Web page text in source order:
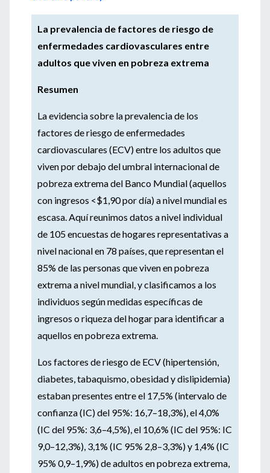
La prevalencia de factores de riesgo de
enfermedades cardiovasculares entre
adultos que viven en pobreza extrema
Resumen
La evidencia sobre la prevalencia de los
factores de riesgo de enfermedades
cardiovasculares (ECV) entre los adultos que
viven por debajo del umbral internacional de
pobreza extrema del Banco Mundial (aquellos
con ingresos <$1,90 por día) a nivel mundial es
escasa. Aquí reunimos datos a nivel individual
de 105 encuestas de hogares representativas a
nivel nacional en 78 países, que representan el
85% de las personas que viven en pobreza
extrema a nivel mundial, y clasificamos a los
individuos según medidas específicas de
ingresos o riqueza del hogar para identificar a
aquellos en pobreza extrema.
Los factores de riesgo de ECV (hipertensión,
diabetes, tabaquismo, obesidad y dislipidemia)
estaban presentes entre el 17,5% (intervalo de
confianza (IC) del 95%: 16,7–18,3%), el 4,0%
(IC del 95%: 3,6–4,5%), el 10,6% (IC del 95%: IC
9,0–12,3%), 3,1% (IC 95% 2,8–3,3%) y 1,4% (IC
95% 0,9–1,9%) de adultos en pobreza extrema,